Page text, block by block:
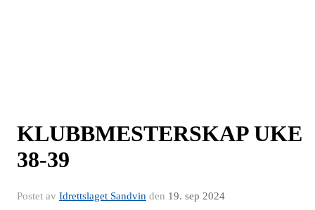
KLUBBMESTERSKAP UKE
38-39
Postet av Idrettslaget Sandvin den 19. sep 2024